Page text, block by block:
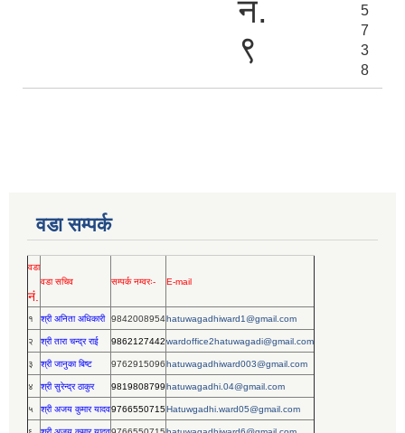
नं.
९
5
7
3
8
वडा सम्पर्क
वडा
नं.
वडा सचिव सम्पर्क नम्वरः- E-mail
१ श्री अनिता अधिकारी 9842008954hatuwagadhiward1@gmail.com
२ श्री तारा चन्द्र राई 9862127442wardoffice2hatuwagadi@gmail.com
३ श्री जानुका बिष्ट 9762915096hatuwagadhiward003@gmail.com
४ श्री सुरेन्द्र ठाकुर 9819808799hatuwagadhi.04@gmail.com
५ श्री अजय कुमार यादव9766550715Hatuwgadhi.ward05@gmail.com